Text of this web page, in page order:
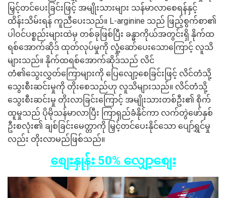
မြှင့်တင်ပေးခြင်းဖြင့် အမျိုးသားများ သန်မာလာစေရန်နှင့်
ထိန်းသိမ်းရန် ကူညီပေးသည်။ L-arginine သည် ဖြည့်စွက်စာ၏
ပါဝင်ပစ္စည်းများထဲမှ တစ်ခုဖြစ်ပြီး ခန္ဓာကိုယ်အတွင်းရှိ နိုက်ထ
ရစ်အောက်ဆိုဒ် ထုတ်လုပ်မှုကို လှုံ့ဆော်ပေးသောကြောင့် လူသိ
များသည်။ နိုက်ထရစ်အောက်ဆိုဒ်သည် လိင်
တံ၏သွေးလွှတ်ကြောများကို ပြေလျော့စေခြင်းဖြင့် လိင်တံသို့
သွေးစီးဆင်းမှုကို တိုးစေသည်ဟု လူသိများသည်။ လိင်တံသို့
သွေးစီးဆင်းမှု တိုးလာခြင်းကြောင့် အမျိုးသားတစ်ဦး၏ စိုက်
ထူမှုသည် ပိုမိုသန်မာလာပြီး ကြာရှည်ခံနိုင်ကာ လက်တွဲဖော်နှစ်
ဦးစလုံး၏ ချစ်ခြင်းမေတ္တာကို မြှင့်တင်ပေးနိုင်သော ပျော်ရွှင်မှု
လည်း တိုးလာမည်ဖြစ်သည်။
စျေးနှုန်း 50% လျှော့စျေး